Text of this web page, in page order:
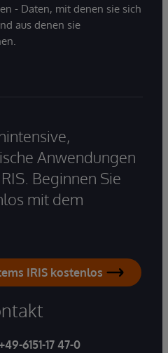
- Daten, mit denen sie sich
aus denen sie
Anwendungen
Beginnen Sie
mit dem
IRIS kostenlos
6151-17 47-0